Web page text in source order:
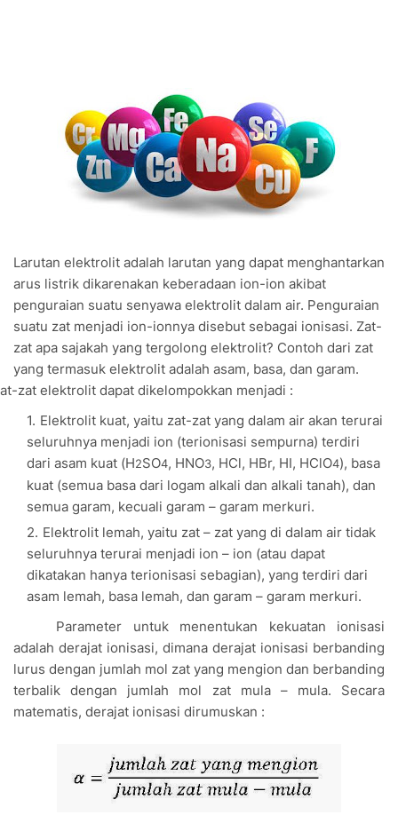
Larutan elektrolit adalah larutan yang dapat menghantarkan
arus listrik dikarenakan keberadaan ion-ion akibat
penguraian suatu senyawa elektrolit dalam air. Penguraian
suatu zat menjadi ion-ionnya disebut sebagai ionisasi. Zat-
zat apa sajakah yang tergolong elektrolit? Contoh dari zat
yang termasuk elektrolit adalah asam, basa, dan garam.
zat elektrolit dapat dikelompokkan menjadi :
Elektrolit kuat, yaitu zat-zat yang dalam air akan terurai
seluruhnya menjadi ion (terionisasi sempurna) terdiri
dari asam kuat (H2SO4, HNO3, HCl, HBr, HI, HClO4), basa
kuat (semua basa dari logam alkali dan alkali tanah), dan
semua garam, kecuali garam – garam merkuri.
Elektrolit lemah, yaitu zat – zat yang di dalam air tidak
seluruhnya terurai menjadi ion – ion (atau dapat
dikatakan hanya terionisasi sebagian), yang terdiri dari
asam lemah, basa lemah, dan garam – garam merkuri.
Parameter untuk menentukan kekuatan ionisasi
adalah derajat ionisasi, dimana derajat ionisasi berbanding
lurus dengan jumlah mol zat yang mengion dan berbanding
terbalik dengan jumlah mol zat mula – mula. Secara
matematis, derajat ionisasi dirumuskan :